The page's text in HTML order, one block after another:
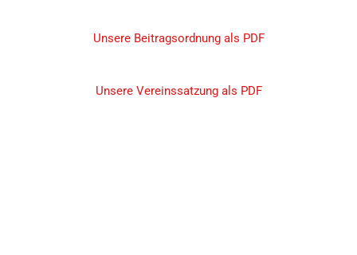
Unsere Beitragsordnung als PDF
Unsere Vereinssatzung als PDF